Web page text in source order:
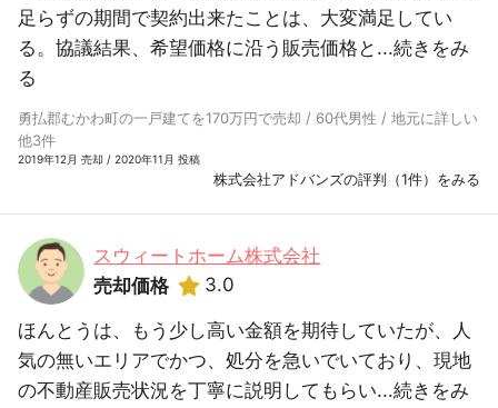
足らずの期間で契約出来たことは、大変満足してい
る。協議結果、希望価格に沿う販売価格と...続きをみ
る
勇払郡むかわ町の一戸建てを170万円で売却 / 60代男性 / 地元に詳しい
他3件
2019年12月 売却 / 2020年11月 投稿
株式会社アドバンズの評判（1件）をみる
スウィートホーム株式会社
売却価格
3.0
ほんとうは、もう少し高い金額を期待していたが、人
気の無いエリアでかつ、処分を急いでいており、現地
の不動産販売状況を丁寧に説明してもらい...続きをみ